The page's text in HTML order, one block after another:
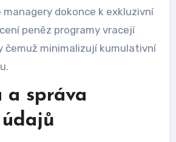
dokonce k exkluzivní
peněz programy vracejí
čemuž minimalizují kumulativní
a správa